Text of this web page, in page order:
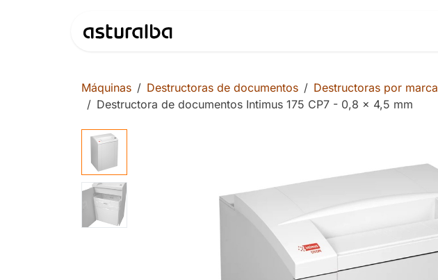
Máquinas Destructoras de documentos Destructoras por marca
Destructora de documentos Intimus 175 CP7 - 0,8 x 4,5 mm